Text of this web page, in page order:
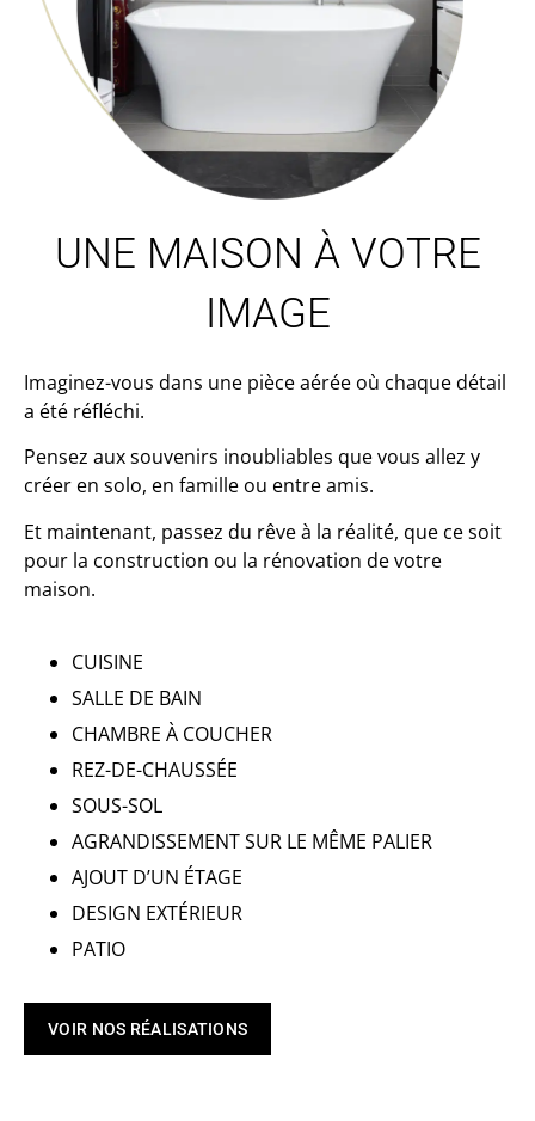
UNE MAISON À VOTRE
IMAGE
Imaginez-vous dans une pièce aérée où chaque détail
a été réfléchi.
Pensez aux souvenirs inoubliables que vous allez y
créer en solo, en famille ou entre amis.
Et maintenant, passez du rêve à la réalité, que ce soit
pour la construction ou la rénovation de votre
maison.
CUISINE
SALLE DE BAIN
CHAMBRE À COUCHER
REZ-DE-CHAUSSÉE
SOUS-SOL
AGRANDISSEMENT SUR LE MÊME PALIER
AJOUT D’UN ÉTAGE
DESIGN EXTÉRIEUR
PATIO
VOIR NOS RÉALISATIONS